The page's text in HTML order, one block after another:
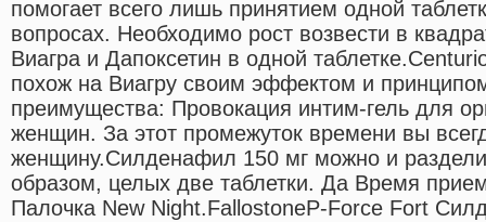
помогает всего лишь принятием одной
вопросах. Необходимо рост возвести в
Виагра и Дапоксетин в одной
похож на Виагру своим эффектом и
преимущества: Провокация интим-гель для
женщин. За этот промежуток времени вы
женщину.Силденафил 150 мг можно и
образом, целых две таблетки. Да Время
Палочка New Night.FallostoneP-Force Fort